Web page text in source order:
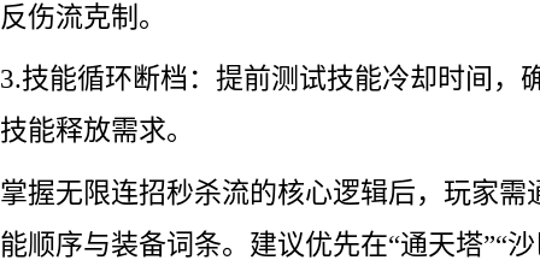
反伤流克制。
3.技能循环断档：提前测试技能冷却时间，
技能释放需求。
掌握无限连招秒杀流的核心逻辑后，玩家需
能顺序与装备词条。建议优先在“通天塔”“